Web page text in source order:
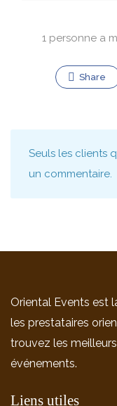
1 personne a
Share
Seuls les clients
un commentaire.
Oriental Events est
les prestataires
trouvez les
événements.
Liens utiles